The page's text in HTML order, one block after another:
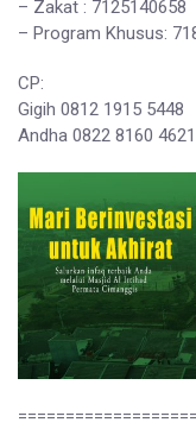
– Zakat : 7125140658
– Program Khusus:
CP:
Gigih 0812 1915 5448
Andha 0822 8160 4621